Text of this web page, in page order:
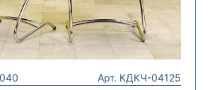
Арт. КДКЧ-04125